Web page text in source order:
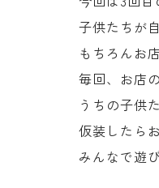
子供たちが
もちろんお
毎回、お店
うちの子供
仮装したら
みんなで遊